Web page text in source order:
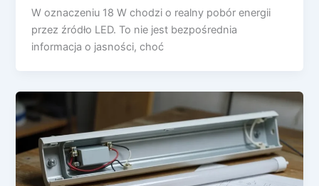
W oznaczeniu 18 W chodzi o realny pobór energii
przez źródło LED. To nie jest bezpośrednia
informacja o jasności, choć